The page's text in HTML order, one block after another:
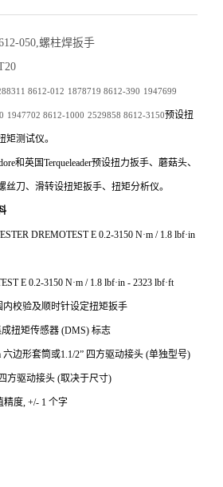
050,螺柱焊扳手
8612-012 18787198612-390 1947699
19477028612-1000 25298588612-3150预设扭
矩测试仪。
和英国Terqueleader预设扭力扳手、蘑菇头、
丝刀、滑转设扭矩扳手、扭矩分析仪。
DREMOTEST E 0.2-3150 N·m / 1.8 lbf·in
E 0.2-3150 N·m / 1.8 lbf·in - 2323 lbf·ft
内校验及顺时针设定扭矩扳手
扭矩传感器 (DMS) 标志
六边形套筒或1.1/2” 四方驱动接头 (单独型号)
四方驱动接头 (取决于尺寸)
精度, +/- 1 个字